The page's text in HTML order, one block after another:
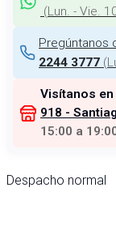
(Lun. - Vie.
Pregúntanos
2244 3777 (
Visítanos
918 -
15:00 a
Despacho normal